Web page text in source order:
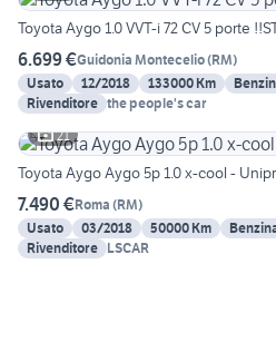
Toyota Aygo 1.0 VVT-i 72 CV 5 porte
6.699 €Guidonia Montecelio(RM)
Usato
12/2018 133000 Km
Rivenditore the people's car
21
Toyota Aygo Aygo 5p 1.0 x-cool -
7.490 €Roma (RM)
Usato
03/2018 50000 Km
Rivenditore LSCAR